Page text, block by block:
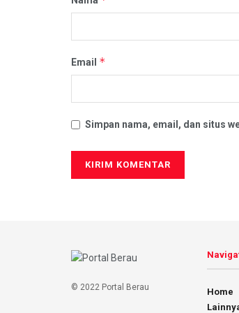
Email *
Simpan nama, email, dan situs
© 2022 Portal Berau Home